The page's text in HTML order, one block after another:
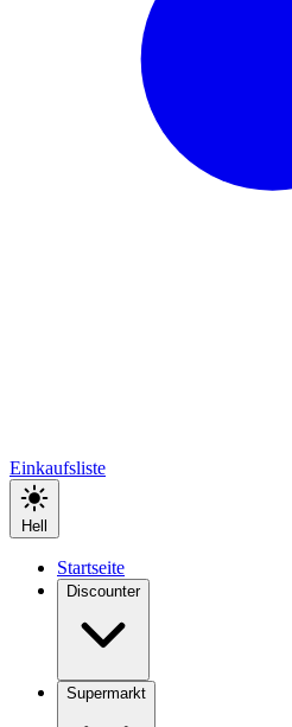
Einkaufsliste
Hell
Startseite
Discounter
Supermarkt